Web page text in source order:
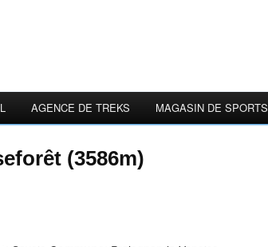
AGENCE DE TREKS MAGASIN DE SPORTS
(3586m)